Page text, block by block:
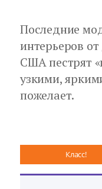
Последние
интерьеров
США пестрят
узкими,
пожелает.
Класс!